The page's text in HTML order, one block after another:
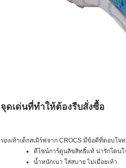
จุดเด่นที่ทำให้ต้องรีบสั่งซื้อ
รองเท้าเด็กสเมิร์ฟจาก CROCS มีข้อดีที่ตอบโจ
ดีไซน์การ์ตูนลิขสิทธิ์แท้ น่ารักโดนใ
น้ำหนักเบา ใส่สบาย ไม่เมื่อยเท้า